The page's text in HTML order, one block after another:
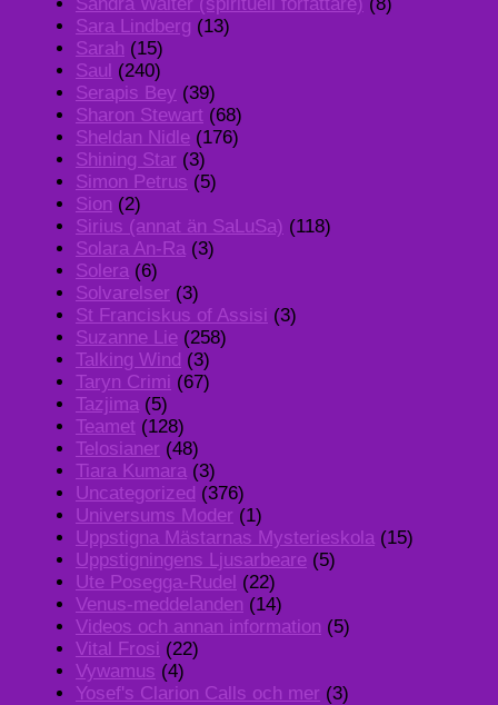
Sara Lindberg (13)
Sarah (15)
Saul (240)
Serapis Bey (39)
Sharon Stewart (68)
Sheldan Nidle (176)
Shining Star (3)
Simon Petrus (5)
Sion (2)
Sirius (annat än SaLuSa) (118)
Solara An-Ra (3)
Solera (6)
Solvarelser (3)
St Franciskus of Assisi (3)
Suzanne Lie (258)
Talking Wind (3)
Taryn Crimi (67)
Tazjima (5)
Teamet (128)
Telosianer (48)
Tiara Kumara (3)
Uncategorized (376)
Universums Moder (1)
Uppstigna Mästarnas Mysterieskola (15)
Uppstigningens Ljusarbeare (5)
Ute Posegga-Rudel (22)
Venus-meddelanden (14)
Videos och annan information (5)
Vital Frosi (22)
Vywamus (4)
Yosef's Clarion Calls och mer (3)